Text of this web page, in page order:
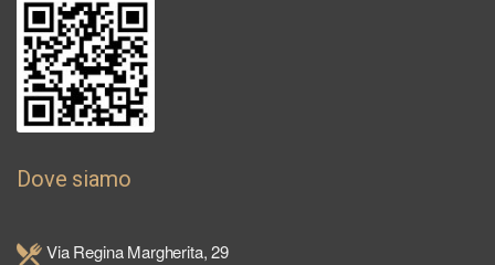
Dove siamo
Via Regina Margherita, 29